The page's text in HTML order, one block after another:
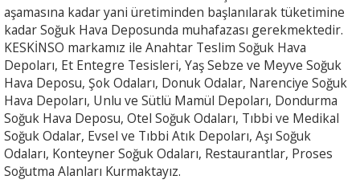
aşamasına kadar yani üretiminden başlanılarak tüketimine
kadar Soğuk Hava Deposunda muhafazası gerekmektedir.
KESKİNSO markamız ile Anahtar Teslim Soğuk Hava
Depoları, Et Entegre Tesisleri, Yaş Sebze ve Meyve Soğuk
Hava Deposu, Şok Odaları, Donuk Odalar, Narenciye Soğuk
Hava Depoları, Unlu ve Sütlü Mamül Depoları, Dondurma
Soğuk Hava Deposu, Otel Soğuk Odaları, Tıbbi ve Medikal
Soğuk Odalar, Evsel ve Tıbbi Atık Depoları, Aşı Soğuk
Odaları, Konteyner Soğuk Odaları, Restaurantlar, Proses
Soğutma Alanları Kurmaktayız.